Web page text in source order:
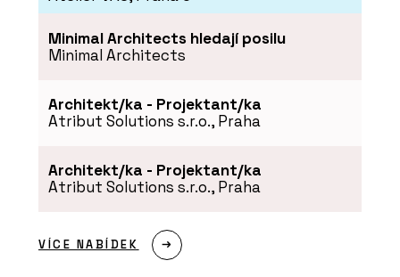
Minimal Architects hledají posilu
Minimal Architects
Architekt/ka - Projektant/ka
Atribut Solutions s.r.o., Praha
Architekt/ka - Projektant/ka
Atribut Solutions s.r.o., Praha
VÍCE NABÍDEK